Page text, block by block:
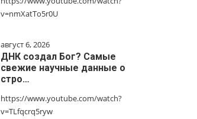
v=nmXatTo5r0U
август 6, 2026
ДНК создал Бог? Самые
свежие научные данные о
стро…
https://www.youtube.com/watch?
v=TLfqcrq5ryw